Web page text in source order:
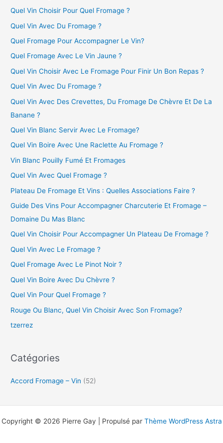
Quel Vin Choisir Pour Quel Fromage ?
Quel Vin Avec Du Fromage ?
Quel Fromage Pour Accompagner Le Vin?
Quel Fromage Avec Le Vin Jaune ?
Quel Vin Choisir Avec Le Fromage Pour Finir Un Bon Repas ?
Quel Vin Avec Du Fromage ?
Quel Vin Avec Des Crevettes, Du Fromage De Chèvre Et De La
Banane ?
Quel Vin Blanc Servir Avec Le Fromage?
Quel Vin Boire Avec Une Raclette Au Fromage ?
Vin Blanc Pouilly Fumé Et Fromages
Quel Vin Avec Quel Fromage ?
Plateau De Fromage Et Vins : Quelles Associations Faire ?
Guide Des Vins Pour Accompagner Charcuterie Et Fromage –
Domaine Du Mas Blanc
Quel Vin Choisir Pour Accompagner Un Plateau De Fromage ?
Quel Vin Avec Le Fromage ?
Quel Fromage Avec Le Pinot Noir ?
Quel Vin Boire Avec Du Chèvre ?
Quel Vin Pour Quel Fromage ?
Rouge Ou Blanc, Quel Vin Choisir Avec Son Fromage?
tzerrez
Catégories
Accord Fromage – Vin (52)
Copyright © 2026 Pierre Gay | Propulsé par Thème WordPress Astra